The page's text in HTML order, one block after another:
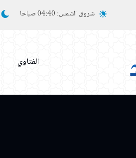
شروق الشمس: 04:40 صباحا
الفتاوي